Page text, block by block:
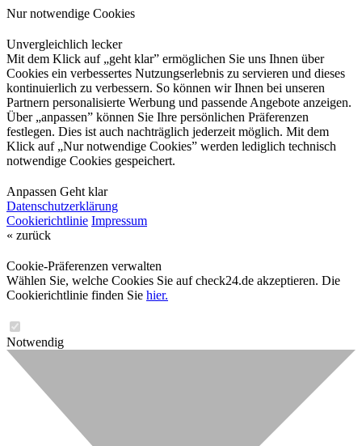
Nur notwendige Cookies
Unvergleichlich lecker
Mit dem Klick auf „geht klar” ermöglichen Sie uns Ihnen über
Cookies ein verbessertes Nutzungserlebnis zu servieren und dieses
kontinuierlich zu verbessern. So können wir Ihnen bei unseren
Partnern personalisierte Werbung und passende Angebote anzeigen.
Über „anpassen” können Sie Ihre persönlichen Präferenzen
festlegen. Dies ist auch nachträglich jederzeit möglich. Mit dem
Klick auf „Nur notwendige Cookies” werden lediglich technisch
notwendige Cookies gespeichert.
Anpassen Geht klar
Datenschutzerklärung
Cookierichtlinie Impressum
« zurück
Cookie-Präferenzen verwalten
Wählen Sie, welche Cookies Sie auf check24.de akzeptieren. Die
Cookierichtlinie finden Sie hier.
Notwendig